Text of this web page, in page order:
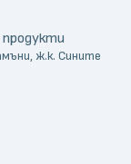
ж.к. Сините